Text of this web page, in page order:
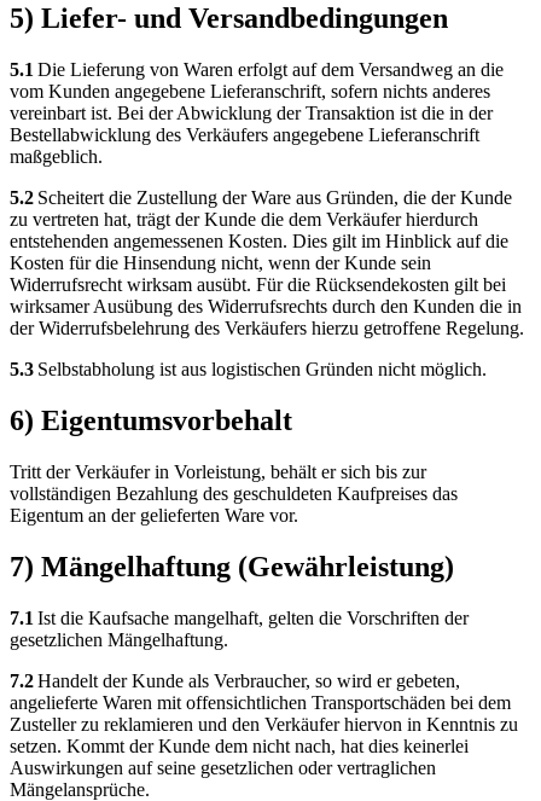
5) Liefer- und Versandbedingungen
5.1 Die Lieferung von Waren erfolgt auf dem Versandweg an die
vom Kunden angegebene Lieferanschrift, sofern nichts anderes
vereinbart ist. Bei der Abwicklung der Transaktion ist die in der
Bestellabwicklung des Verkäufers angegebene Lieferanschrift
maßgeblich.
5.2 Scheitert die Zustellung der Ware aus Gründen, die der Kunde
zu vertreten hat, trägt der Kunde die dem Verkäufer hierdurch
entstehenden angemessenen Kosten. Dies gilt im Hinblick auf die
Kosten für die Hinsendung nicht, wenn der Kunde sein
Widerrufsrecht wirksam ausübt. Für die Rücksendekosten gilt bei
wirksamer Ausübung des Widerrufsrechts durch den Kunden die in
der Widerrufsbelehrung des Verkäufers hierzu getroffene Regelung.
5.3 Selbstabholung ist aus logistischen Gründen nicht möglich.
6) Eigentumsvorbehalt
Tritt der Verkäufer in Vorleistung, behält er sich bis zur
vollständigen Bezahlung des geschuldeten Kaufpreises das
Eigentum an der gelieferten Ware vor.
7) Mängelhaftung (Gewährleistung)
7.1 Ist die Kaufsache mangelhaft, gelten die Vorschriften der
gesetzlichen Mängelhaftung.
7.2Handelt der Kunde als Verbraucher, so wird er gebeten,
angelieferte Waren mit offensichtlichen Transportschäden bei dem
Zusteller zu reklamieren und den Verkäufer hiervon in Kenntnis zu
setzen. Kommt der Kunde dem nicht nach, hat dies keinerlei
Auswirkungen auf seine gesetzlichen oder vertraglichen
Mängelansprüche.